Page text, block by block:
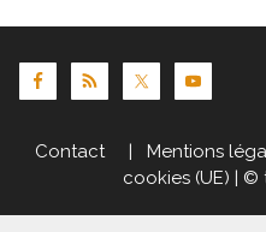
Contact| Mentions
cookies (UE) | ©